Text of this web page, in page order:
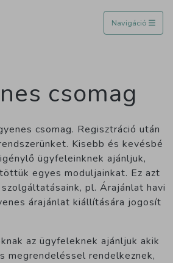
Navigáció
csomag
csomag. Regisztráció után
Kisebb és kevésbé
ügyfeleinknek ajánljuk,
egyes moduljainkat. Ez azt
pl. Árajánlat havi
árajánlat kiállítására jogosít
az ügyfeleknek ajánljuk akik
megrendeléssel rendelkeznek,